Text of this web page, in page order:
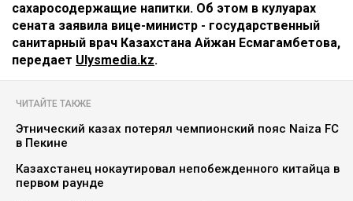
сахаросодержащие напитки. Об этом в кулуарах
сената заявила вице-министр - государственный
санитарный врач Казахстана Айжан Есмагамбетова,
передает Ulysmedia.kz.
ЧИТАЙТЕ ТАКЖЕ
Этнический казах потерял чемпионский пояс Naiza FC
в Пекине
Казахстанец нокаутировал непобежденного китайца в
первом раунде